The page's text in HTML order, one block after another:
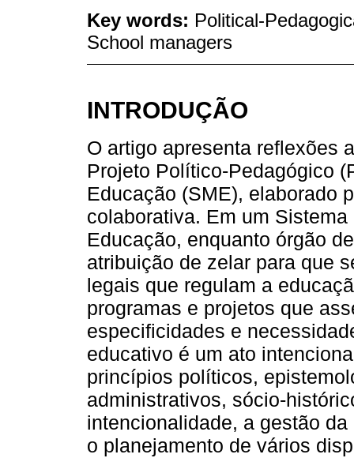
Key words: Political-
School managers
INTRODUÇÃO
O artigo apresenta reflexões
Projeto Político-Pedagógico
Educação (SME), elaborado
colaborativa. Em um
Educação, enquanto órgão
atribuição de zelar para que
legais que regulam a
programas e projetos que
especificidades e
educativo é um ato
princípios políticos,
administrativos, sócio-
intencionalidade, a gestão
o planejamento de vários